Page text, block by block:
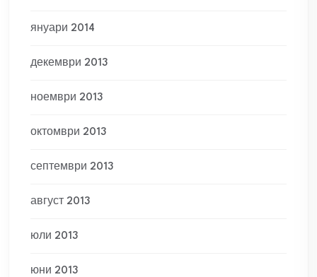
януари 2014
декември 2013
ноември 2013
октомври 2013
септември 2013
август 2013
юли 2013
юни 2013